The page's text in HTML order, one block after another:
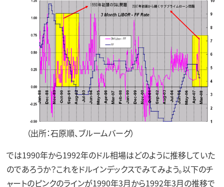
（出所：石原順、ブルームバーグ）
では1990年から1992年のドル相場はどのように推移していた
のであろうか？これをドルインデックスでみてみよう。以下のチ
ャートのピンクのラインが1990年3月から1992年3月の推移で